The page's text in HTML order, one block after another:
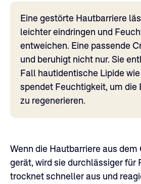
Eine gestörte Hautbarriere
leichter eindringen und
entweichen. Eine passende
und beruhigt nicht nur. Sie
Fall hautidentische Lipide
spendet Feuchtigkeit, um die
zu regenerieren.
Wenn die Hautbarriere aus
gerät, wird sie durchlässiger für
trocknet schneller aus und